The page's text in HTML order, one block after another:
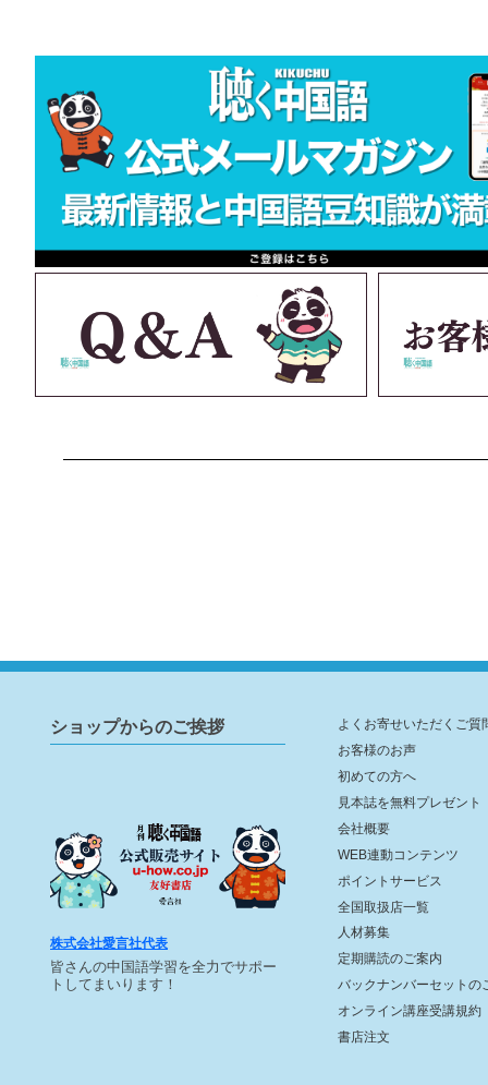
ショップからのご挨拶
株式会社愛言社代表
皆さんの中国語学習を全力でサポー
トしてまいります！
よくお寄せいただくご質
お客様のお声
初めての方へ
見本誌を無料プレゼント
会社概要
WEB連動コンテンツ
ポイントサービス
全国取扱店一覧
人材募集
定期購読のご案内
バックナンバーセットの
オンライン講座受講規約
書店注文